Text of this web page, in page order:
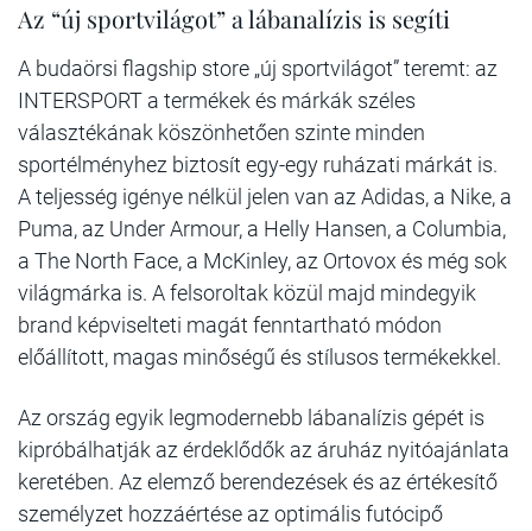
Az “új sportvilágot” a lábanalízis is segíti
A budaörsi flagship store „új sportvilágot” teremt: az
INTERSPORT a termékek és márkák széles
választékának köszönhetően szinte minden
sportélményhez biztosít egy-egy ruházati márkát is.
A teljesség igénye nélkül jelen van az Adidas, a Nike, a
Puma, az Under Armour, a Helly Hansen, a Columbia,
a The North Face, a McKinley, az Ortovox és még sok
világmárka is. A felsoroltak közül majd mindegyik
brand képviselteti magát fenntartható módon
előállított, magas minőségű és stílusos termékekkel.
Az ország egyik legmodernebb lábanalízis gépét is
kipróbálhatják az érdeklődők az áruház nyitóajánlata
keretében. Az elemző berendezések és az értékesítő
személyzet hozzáértése az optimális futócipő